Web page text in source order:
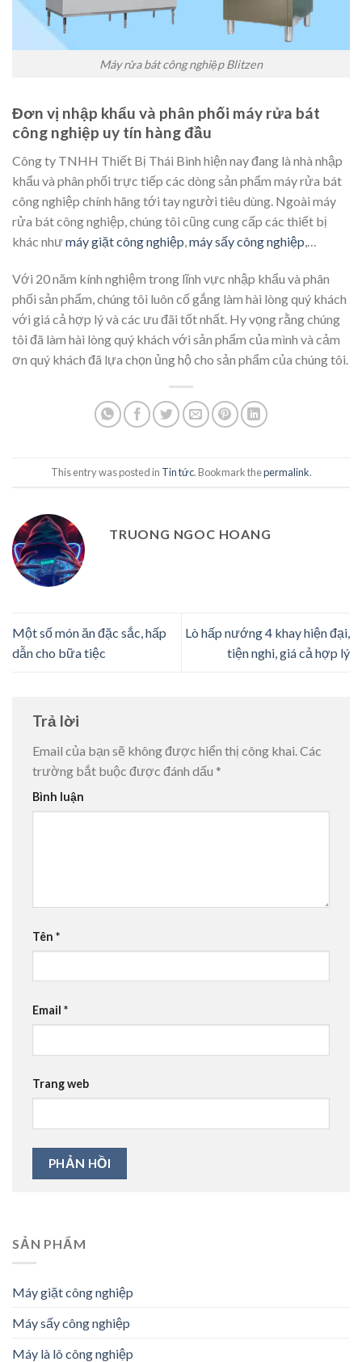
Máy rửa bát công nghiệp Blitzen
Đơn vị nhập khẩu và phân phối máy rửa bát
công nghiệp uy tín hàng đầu
Công ty TNHH Thiết Bị Thái Bình hiện nay đang là nhà nhập
khẩu và phân phối trực tiếp các dòng sản phẩm máy rửa bát
công nghiệp chính hãng tới tay người tiêu dùng. Ngoài máy
rửa bát công nghiệp, chúng tôi cũng cung cấp các thiết bị
khác nhưmáy giặt công nghiệp máy sấy công nghiệp
Với 20 năm kính nghiệm trong lĩnh vực nhập khẩu và phân
phối sản phẩm, chúng tôi luôn cố gắng làm hài lòng quý khách
với giá cả hợp lý và các ưu đãi tốt nhất. Hy vọng rằng chúng
tôi đã làm hài lòng quý khách với sản phẩm của mình và cảm
ơn quý khách đã lựa chọn ủng hộ cho sản phẩm của chúng tôi.
This entry was posted in Tin tức. Bookmark thepermalink.
TRUONG NGOC HOANG
Một số món ăn đặc sắc, hấp
dẫn cho bữa tiệc
Lò hấp nướng 4 khay hiện đại,
tiện nghi, giá cả hợp lý
Trả lời
Email của bạn sẽ không được hiển thị công khai.Các
trường bắt buộc được đánh dấu *
Bình luận
Tên *
Email *
Trang web
SẢN PHẨM
Máy giặt công nghiệp
Máy sấy công nghiệp
Máy là lô công nghiệp